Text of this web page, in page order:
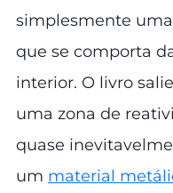
simplesmente
que se comporta
interior. O livro
uma zona de
quase
um material